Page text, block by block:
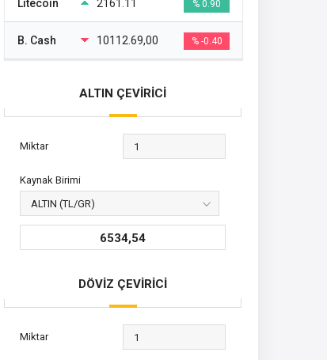
Litecoin 2161.11 % 0.90
B. Cash 10112.69,00 % -0.40
ALTIN ÇEVİRİCİ
Miktar
Kaynak Birimi
6534,54
DÖVİZ ÇEVİRİCİ
Miktar